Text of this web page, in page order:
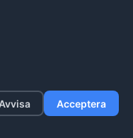
Acceptera